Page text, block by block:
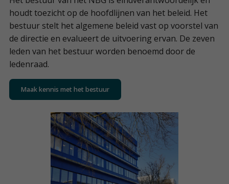
houdt toezicht op de hoofdlijnen van het beleid. Het
bestuur stelt het algemene beleid vast op voorstel van
de directie en evalueert de uitvoering ervan. De zeven
leden van het bestuur worden benoemd door de
ledenraad.
Maak kennis met het bestuur